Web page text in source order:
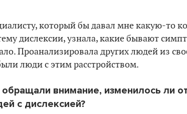
который бы давал мне какую-то
дислексии, узнала, какие бывают
Проанализировала других людей из
люди с этим расстройством.
внимание, изменилось ли
с дислексией?